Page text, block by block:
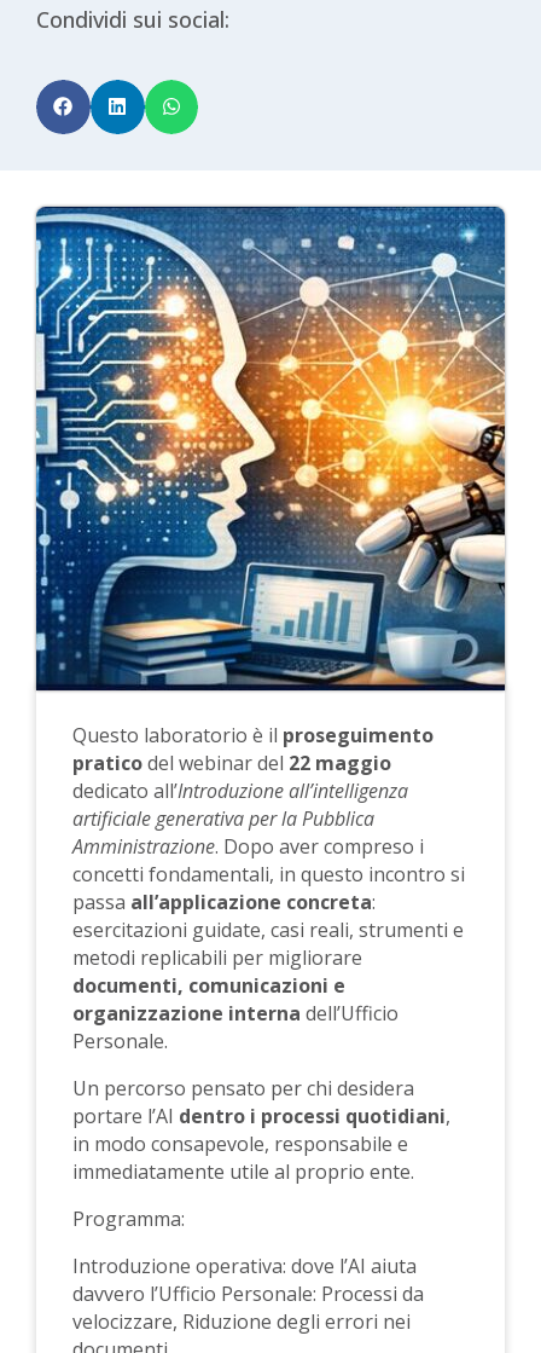
Questo laboratorio è il proseguimento
praticodel webinar del 22 maggio
dedicato all’Introduzione all’intelligenza
artificiale generativa per la Pubblica
Amministrazione. Dopo aver compreso i
concetti fondamentali, in questo incontro si
passa all’applicazione concreta:
esercitazioni guidate, casi reali, strumenti e
metodi replicabili per migliorare
documenti, comunicazioni e
organizzazione interna dell’Ufficio
Personale.
Un percorso pensato per chi desidera
portare l’AI dentro i processi quotidiani,
in modo consapevole, responsabile e
immediatamente utile al proprio ente.
Programma:
Introduzione operativa: dove l’AI aiuta
davvero l’Ufficio Personale: Processi da
velocizzare, Riduzione degli errori nei
Condividi sui social: